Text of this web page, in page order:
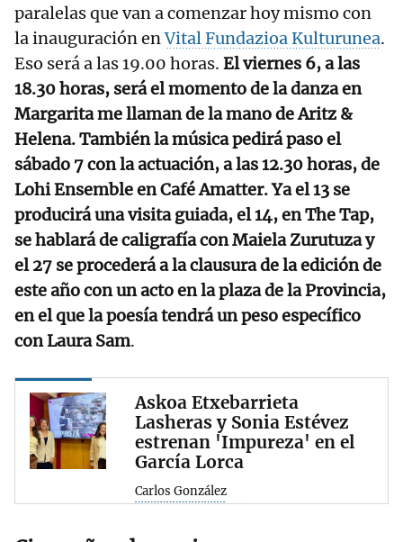
paralelas que van a comenzar hoy mismo con
la inauguración enVital Fundazioa Kulturunea.
Eso será a las 19.00 horas. El viernes 6, a las
18.30 horas, será el momento de la danza en
Margarita me llaman de la mano de Aritz &
Helena. También la música pedirá paso el
sábado 7 con la actuación, a las 12.30 horas, de
Lohi Ensemble en Café Amatter. Ya el 13 se
producirá una visita guiada, el 14, en The Tap,
se hablará de caligrafía con Maiela Zurutuza y
el 27 se procederá a la clausura de la edición de
este año con un acto en la plaza de la Provincia,
en el que la poesía tendrá un peso específico
con Laura Sam.
Askoa Etxebarrieta
Lasheras y Sonia Estévez
estrenan 'Impureza' en el
García Lorca
Carlos González